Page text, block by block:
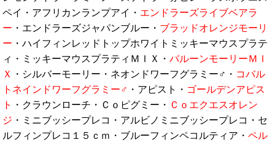
ペイ・アフリカンランプアイ・ エンドラーズライブベアラ
ー ・エンドラーズジャパンブルー・ ブラッドオレンジモーリ
ー ・ハイフィンレッドトップホワイトミッキーマウスプラテ
ィ・ミッキーマウスプラティＭＩＸ・バルーンモーリーＭＩ
Ｘ
・シルバーモーリー・ネオンドワーフグラミー♂・ コバル
トネインドワーフグラミー♂ ・アピスト・ ゴールデンアピス
ト
・クラウンローチ・Ｃｏピグミー・ Ｃｏエクエスオレン
ジ ・ミニブッシープレコ・アルビノミニブッシープレコ・セ
ルフィンプレコ１５ｃｍ・ブルーフィンペコルティア・ペル